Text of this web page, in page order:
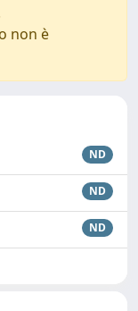
non è
ND
ND
ND